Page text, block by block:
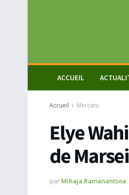
ACCUEIL
Accueil Mercato
Elye
de
par Mihaja Ramanantsoa